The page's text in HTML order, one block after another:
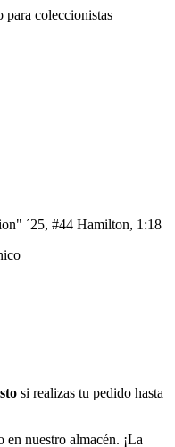
para coleccionistas
´25, #44 Hamilton, 1:18
si realizas tu pedido hasta
en nuestro almacén. ¡La